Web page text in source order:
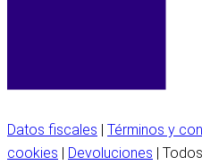
Datos fiscales Términos y
cookies
Devoluciones |